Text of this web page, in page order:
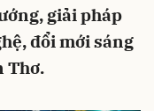
giải pháp
đổi mới sáng
Thơ.